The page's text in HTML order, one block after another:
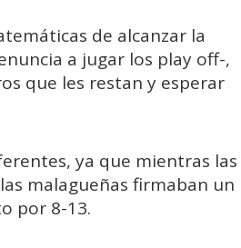
de alcanzar la
a jugar los play off-,
que les restan y esperar
ya que mientras las
malagueñas firmaban un
por 8-13.